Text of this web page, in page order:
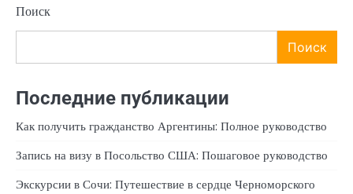
Поиск
Поиск
Последние публикации
Как получить гражданство Аргентины: Полное руководство
Запись на визу в Посольство США: Пошаговое руководство
Экскурсии в Сочи: Путешествие в сердце Черноморского